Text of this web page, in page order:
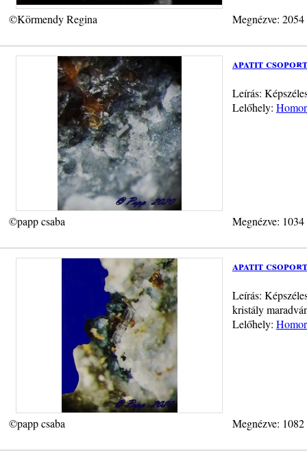
©Körmendy Regina Megnézve:
apatit csoport
Leírás:
Lelőhely:
©papp csaba Megnézve:
apatit csoport
Leírás:
kristály
Lelőhely:
©papp csaba Megnézve: